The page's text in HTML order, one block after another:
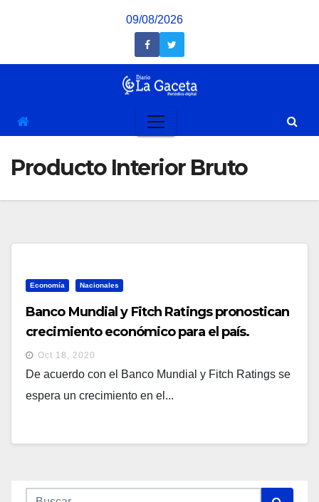
09/08/2026
Producto Interior Bruto
Economía Nacionales
Banco Mundial y Fitch Ratings pronostican
crecimiento económico para el país.
Oct 18, 2020
De acuerdo con el Banco Mundial y Fitch Ratings se
espera un crecimiento en el...